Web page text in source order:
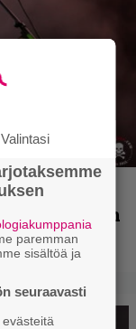
osa 2:
Triptykon
Valintasi
paremman
sisältöä ja
seuraavasti